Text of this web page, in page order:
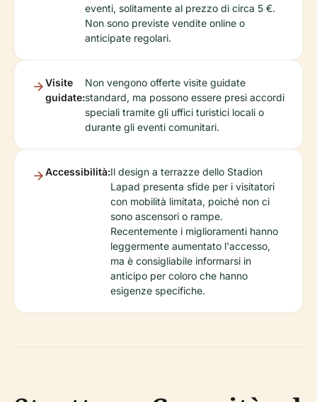
eventi, solitamente al prezzo di circa 5 €.
Non sono previste vendite online o
anticipate regolari.
Visite
guidate:
Non vengono offerte visite guidate
standard, ma possono essere presi accordi
speciali tramite gli uffici turistici locali o
durante gli eventi comunitari.
Accessibilità:Il design a terrazze dello Stadion
Lapad presenta sfide per i visitatori
con mobilità limitata, poiché non ci
sono ascensori o rampe.
Recentemente i miglioramenti hanno
leggermente aumentato l'accesso,
ma è consigliabile informarsi in
anticipo per coloro che hanno
esigenze specifiche.